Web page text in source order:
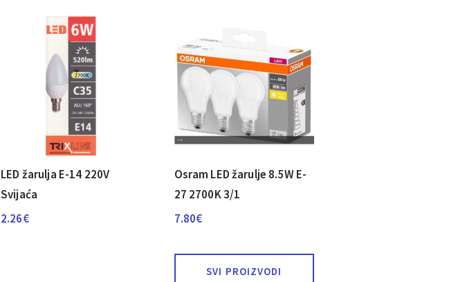
LED žarulja E-14 220V
Svijaća
2.26€
Osram LED žarulje 8.5W E-
27 2700K 3/1
7.80€
SVI PROIZVODI